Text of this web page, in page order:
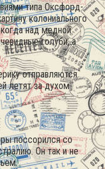
типа Оксфорд-
колониального
над медной
голуби, а
отправляются
летят за духом
поссорился со
Он так и не